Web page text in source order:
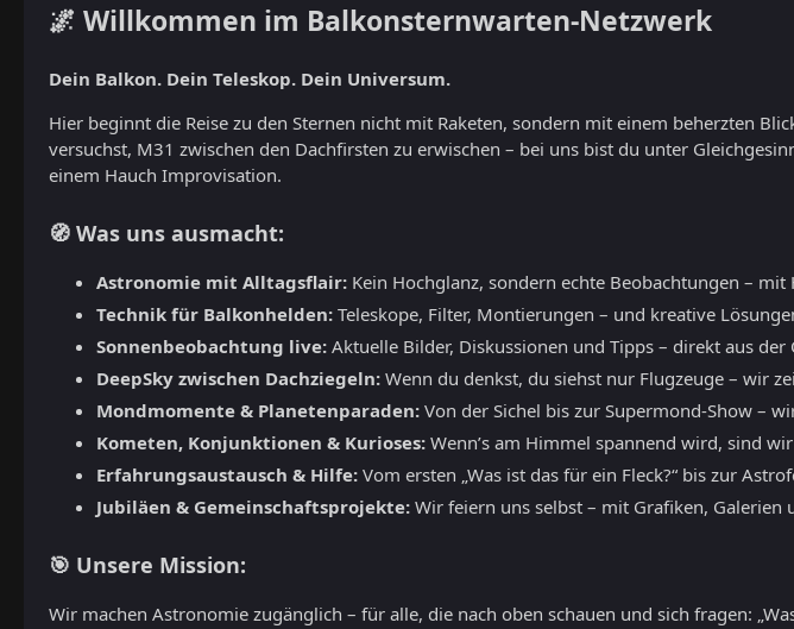
🌌 Willkommen im Balkonsternwarten-Netzwerk
Dein Balkon. Dein Teleskop. Dein Universum.
Hier beginnt die Reise zu den Sternen nicht mit Raketen, sondern mit einem beherzten
versuchst, M31 zwischen den Dachfirsten zu erwischen – bei uns bist du unter
einem Hauch Improvisation.
🧭 Was uns ausmacht:
Astronomie mit Alltagsflair: Kein Hochglanz, sondern echte Beobachtungen –
Technik für Balkonhelden: Teleskope, Filter, Montierungen – und kreative
Sonnenbeobachtung live: Aktuelle Bilder, Diskussionen und Tipps – direkt aus der
DeepSky zwischen Dachziegeln: Wenn du denkst, du siehst nur Flugzeuge – wir
Mondmomente & Planetenparaden: Von der Sichel bis zur Supermond-Show –
Kometen, Konjunktionen & Kurioses: Wenn’s am Himmel spannend wird, sind
Erfahrungsaustausch & Hilfe: Vom ersten „Was ist das für ein Fleck?“ bis zur
Jubiläen & Gemeinschaftsprojekte: Wir feiern uns selbst – mit Grafiken, Galerien
🎯 Unsere Mission:
Wir machen Astronomie zugänglich – für alle, die nach oben schauen und sich fragen: